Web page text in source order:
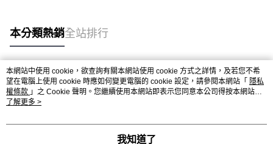
本分類熱銷全站排行
熱門標籤
本網站中使用 cookie，欲查詢有關本網站使用 cookie 方式之詳情，及若您不希
望在電腦上使用 cookie 時應如何變更電腦的 cookie 設定，請參閱本網站「 隱私
權條款 」之 Cookie 聲明。您繼續使用本網站即表示您同意本公司得按本網站使
用條款之 Cookie 聲明使用 cookie。
了解更多 >
我知道了